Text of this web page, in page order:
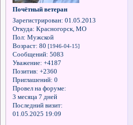
Почётный ветеран
Зарегистрирован: 01.05.2013
Откуда: Красногорск, МО
Пол: Мужской
Возраст: 80 [1946-04-15]
Сообщений: 5083
Уважение: +4187
Позитив: +2360
Приглашений: 0
Провел на форуме:
3 месяца 7 дней
Последний визит:
01.05.2025 19:09